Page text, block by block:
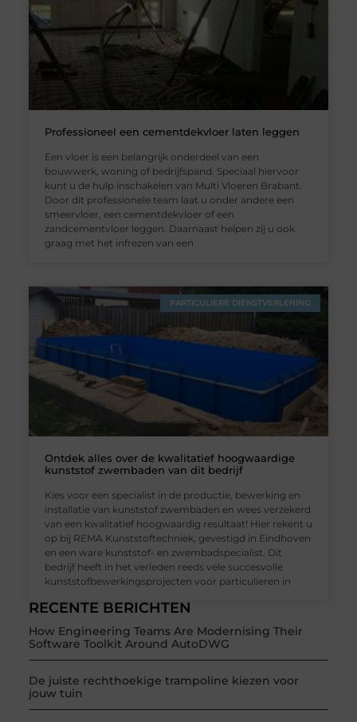
RECENTE BERICHTEN
How Engineering Teams Are Modernising Their
Software Toolkit Around AutoDWG
De juiste rechthoekige trampoline kiezen voor
jouw tuin
Professioneel een cementdekvloer laten leggen
Een vloer is een belangrijk onderdeel van een
bouwwerk, woning of bedrijfspand. Speciaal hiervoor
kunt u de hulp inschakelen van Multi Vloeren Brabant.
Door dit professionele team laat u onder andere een
smeervloer, een cementdekvloer of een
zandcementvloer leggen. Daarnaast helpen zij u ook
graag met het infrezen van een
PARTICULIERE DIENSTVERLENING
Ontdek alles over de kwalitatief hoogwaardige
kunststof zwembaden van dit bedrijf
Kies voor een specialist in de productie, bewerking en
installatie van kunststof zwembaden en wees verzekerd
van een kwalitatief hoogwaardig resultaat! Hier rekent u
op bij REMA Kunststoftechniek, gevestigd in Eindhoven
en een ware kunststof- en zwembadspecialist. Dit
bedrijf heeft in het verleden reeds vele succesvolle
kunststofbewerkingsprojecten voor particulieren in